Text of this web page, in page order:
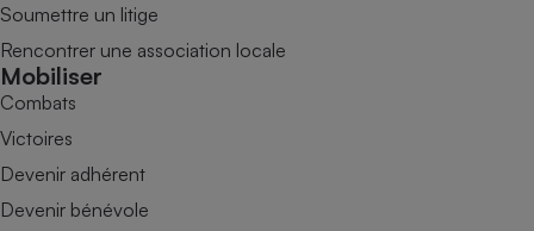
Soumettre un litige
Rencontrer une association locale
Mobiliser
Combats
Victoires
Devenir adhérent
Devenir bénévole